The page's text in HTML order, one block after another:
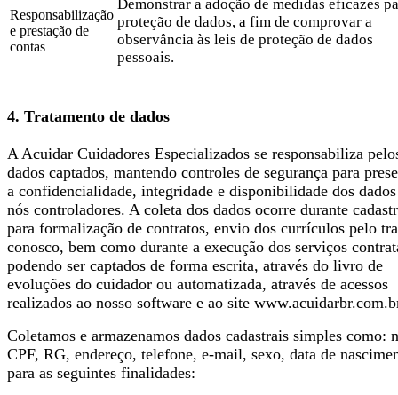
Responsabilização
e prestação de
contas
Demonstrar a adoção de medidas eficazes
proteção de dados, a fim de comprovar a
observância às leis de proteção de dados
pessoais.
4. Tratamento de dados
A Acuidar Cuidadores Especializados se responsabiliza
dados captados, mantendo controles de segurança para
a confidencialidade, integridade e disponibilidade dos
nós controladores. A coleta dos dados ocorre durante
para formalização de contratos, envio dos currículos pelo
conosco, bem como durante a execução dos serviços
podendo ser captados de forma escrita, através do livro de
evoluções do cuidador ou automatizada, através de acessos
realizados ao nosso software e ao site
Coletamos e armazenamos dados cadastrais simples como:
CPF, RG, endereço, telefone, e-mail, sexo, data de
para as seguintes finalidades: